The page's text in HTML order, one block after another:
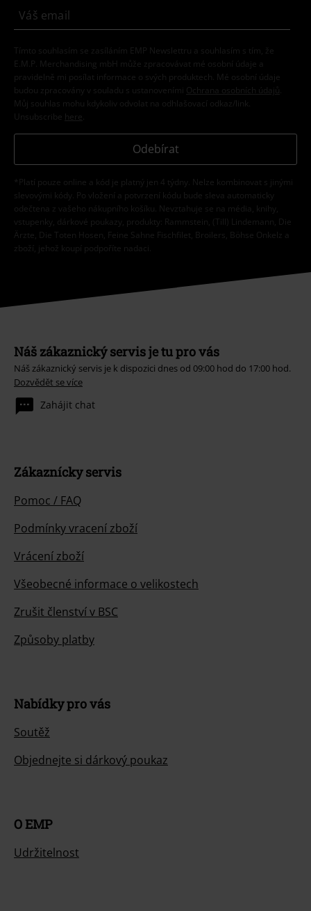
Tímto souhlasím se zasíláním EMP Newslettru a souhlasím s tím, že
E.M.P. Merchandising mbH může zpracovávat mé osobní údaje a
pravidelně mi posílat informace o svých produktech. Mé osobní údaje
budou zpracovány v souladu s ustanoveními
Ochrana osobních údajů
Můj souhlas mohu kdykoliv odvolat na odhlašovací odkaz/link.
Unsubscribe here
Odebírat
*Platí pouze online a kód je platný jen 4 týdny. Nelze kombinovat s jinými
slevovými kódy. Po vložení a potvrzení kódu bude sleva automaticky
odečtena z vašeho nákupního košíku. Nevztahuje se na média, knihy,
vstupenky, dárkové poukazy, produkty: Rammstein, (Till) Lindemann, Die
Ärzte, Die Toten Hosen, Feine Sahne Fischfilet, Broilers, Böhse Onkelz a
zboží, jehož koupí podpoříte nadaci.
Náš zákaznický servis je tu pro vás
Náš zákaznický servis je k dispozici dnes od 09:00 hod do 17:00 hod.
Dozvědět se více
Zahájit chat
Zákaznícky servis
Pomoc / FAQ
Podmínky vracení zboží
Vrácení zboží
Všeobecné informace o velikostech
Zrušit členství v BSC
Způsoby platby
Nabídky pro vás
Soutěž
Objednejte si dárkový poukaz
O EMP
Udržitelnost